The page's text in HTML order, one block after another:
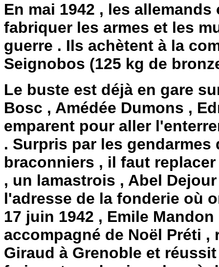
En mai 1942 , les
fabriquer les armes et les
guerre . Ils achètent à la
Seignobos (125 kg de
Le buste est déjà en gare
Bosc , Amédée Dumons ,
emparent pour aller
. Surpris par les
braconniers , il faut
, un lamastrois , Abel
l'adresse de la fonderie où
17 juin 1942 , Emile
accompagné de Noël Préti
Giraud à Grenoble et